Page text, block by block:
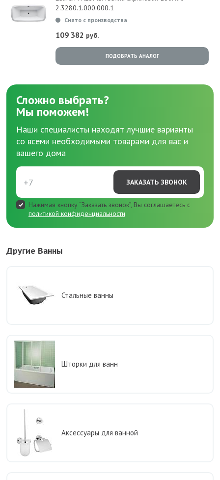
2.3280.1.000.000.1
Снято с производства
109 382 руб.
ПОДОБРАТЬ АНАЛОГ
Сложно выбрать?
Мы поможем!
Наши специалисты находят лучшие варианты
со всеми необходимыми товарами для вас и
вашего дома
ЗАКАЗАТЬ ЗВОНОК
Нажимая кнопку “Заказать звонок”, Вы соглашаетесь с
политикой конфиденциальности
Другие Ванны
Стальные ванны
Шторки для ванн
Аксессуары для ванной